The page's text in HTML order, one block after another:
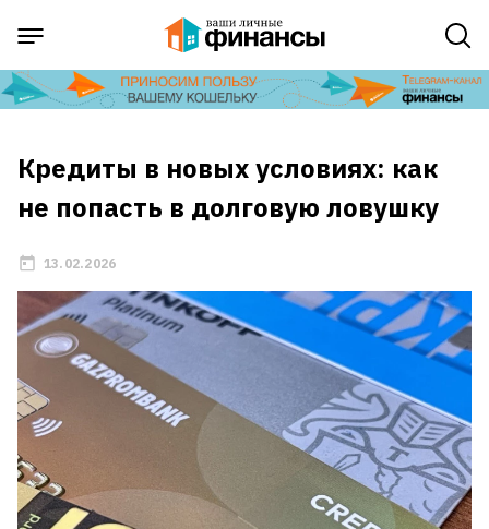
Кредиты в новых условиях: как
не попасть в долговую ловушку
13.02.2026